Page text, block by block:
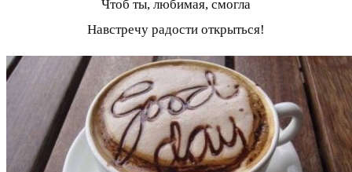
Чтоб ты, любимая, смогла
Навстречу радости открыться!